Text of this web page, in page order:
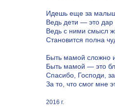
Идешь еще за
Ведь дети — это дар
Ведь с ними смысл
Становится полна
Быть мамой сложно
Быть мамой — это
Спасибо, Господи,
За то, что смог мне
2016 г.